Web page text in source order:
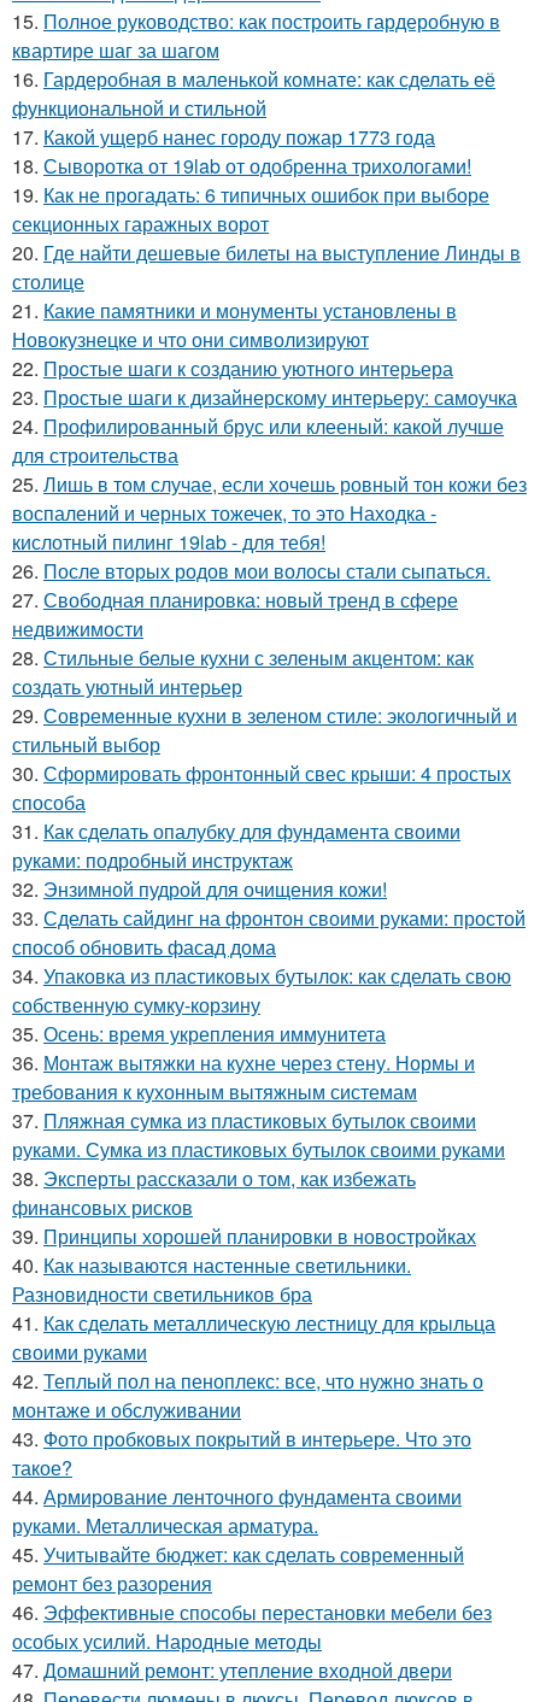
15. Полное руководство: как построить гардеробную в
квартире шаг за шагом
16. Гардеробная в маленькой комнате: как сделать её
функциональной и стильной
17. Какой ущерб нанес городу пожар 1773 года
18. Сыворотка от 19lab от одобренна трихологами!
19. Как не прогадать: 6 типичных ошибок при выборе
секционных гаражных ворот
20. Где найти дешевые билеты на выступление Линды в
столице
21. Какие памятники и монументы установлены в
Новокузнецке и что они символизируют
22. Простые шаги к созданию уютного интерьера
23. Простые шаги к дизайнерскому интерьеру: самоучка
24. Профилированный брус или клееный: какой лучше
для строительства
25. Лишь в том случае, если хочешь ровный тон кожи без
воспалений и черных тожечек, то это Находка -
кислотный пилинг 19lab - для тебя!
26. После вторых родов мои волосы стали сыпаться.
27. Свободная планировка: новый тренд в сфере
недвижимости
28. Стильные белые кухни с зеленым акцентом: как
создать уютный интерьер
29. Современные кухни в зеленом стиле: экологичный и
стильный выбор
30. Сформировать фронтонный свес крыши: 4 простых
способа
31. Как сделать опалубку для фундамента своими
руками: подробный инструктаж
32. Энзимной пудрой для очищения кожи!
33. Сделать сайдинг на фронтон своими руками: простой
способ обновить фасад дома
34. Упаковка из пластиковых бутылок: как сделать свою
собственную сумку-корзину
35. Осень: время укрепления иммунитета
36. Монтаж вытяжки на кухне через стену. Нормы и
требования к кухонным вытяжным системам
37. Пляжная сумка из пластиковых бутылок своими
руками. Сумка из пластиковых бутылок своими руками
38. Эксперты рассказали о том, как избежать
финансовых рисков
39. Принципы хорошей планировки в новостройках
40. Как называются настенные светильники.
Разновидности светильников бра
41. Как сделать металлическую лестницу для крыльца
своими руками
42. Теплый пол на пеноплекс: все, что нужно знать о
монтаже и обслуживании
43. Фото пробковых покрытий в интерьере. Что это
такое?
44. Армирование ленточного фундамента своими
руками. Металлическая арматура.
45. Учитывайте бюджет: как сделать современный
ремонт без разорения
46. Эффективные способы перестановки мебели без
особых усилий. Народные методы
47. Домашний ремонт: утепление входной двери